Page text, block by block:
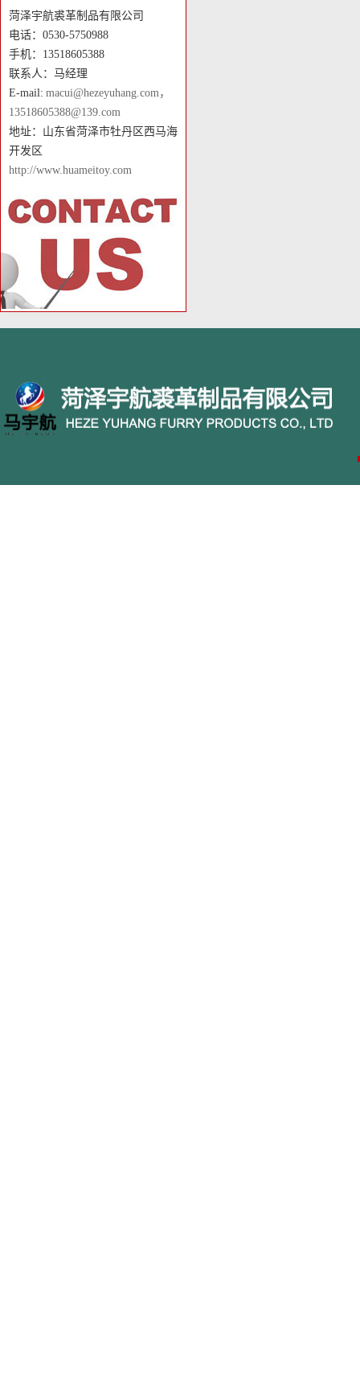
菏泽宇航裘革制品有限公司
电话：0530-5750988
手机：13518605388
联系人：马经理
E-mail: macui@hezeyuhang.com，
13518605388@139.com
地址：山东省菏泽市牡丹区西马海
开发区
http://www.huameitoy.com